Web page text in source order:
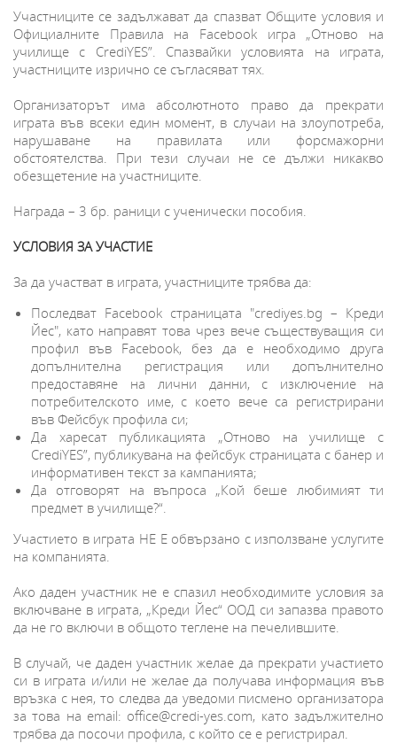
Участниците се задължават да спазват Общите условия и
Официалните Правила на Facebook игра „Отново на
училище с CrediYES”. Спазвайки условията на играта,
участниците изрично се съгласяват тях.
Организаторът има абсолютното право да прекрати
играта във всеки един момент, в случаи на злоупотреба,
нарушаване на правилата или форсмажорни
обстоятелства. При тези случаи не се дължи никакво
обезщетение на участниците.
Награда – 3 бр. раници с ученически пособия.
УСЛОВИЯ ЗА УЧАСТИЕ
За да участват в играта, участниците трябва да:
Последват Facebook страницата "crediyes.bg – Креди
Йес", като направят това чрез вече съществуващия си
профил във Facebook, без да е необходимо друга
допълнителна регистрация или допълнително
предоставяне на лични данни, с изключение на
потребителското име, с което вече са регистрирани
във Фейсбук профила си;
Да харесат публикацията „Отново на училище с
CrediYES”, публикувана на фейсбук страницата с банер и
информативен текст за кампанията;
Да отговорят на въпроса „Кой беше любимият ти
предмет в училище?“.
Участието в играта НЕ Е обвързано с използване услугите
на компанията.
Ако даден участник не е спазил необходимите условия за
включване в играта, „Креди Йес“ ООД си запазва правото
да не го включи в общото теглене на печелившите.
В случай, че даден участник желае да прекрати участието
си в играта и/или не желае да получава информация във
връзка с нея, то следва да уведоми писмено организатора
за това на email: office@credi-yes.com, като задължително
трябва да посочи профила, с който се е регистрирал.